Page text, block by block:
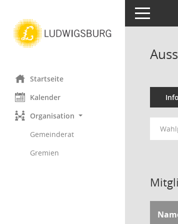
Startseite
Kalender
Organisation
Gemeinderat
Gremien
Toggle